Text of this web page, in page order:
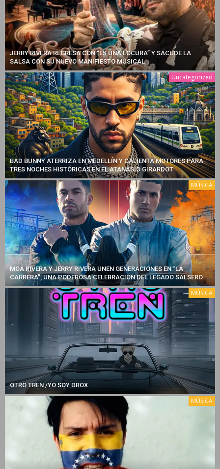
JERRY RIVERA REGRESA CON “ES UNA LOCURA” Y SACUDE LA
SALSA CON SU NUEVO MANIFIESTO MUSICAL
Uncategorized
BAD BUNNY ATERRIZA EN MEDELLÍN Y CALIENTA MOTORES PARA
TRES NOCHES HISTÓRICAS EN EL ATANASIO GIRARDOT
MÚSICA
MOA RIVERA Y JERRY RIVERA UNEN GENERACIONES EN “LA
CARRERA”, UNA PODEROSA CELEBRACIÓN DEL LEGADO SALSERO
MÚSICA
OTRO TREN /YO SOY DROX
MÚSICA